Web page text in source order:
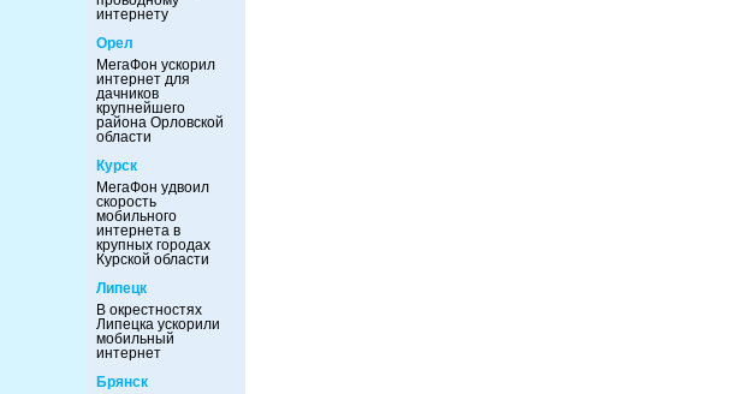
интернету
Орел
МегаФон ускорил
интернет для
дачников
крупнейшего
района Орловской
области
Курск
МегаФон удвоил
скорость
мобильного
интернета в
крупных городах
Курской области
Липецк
В окрестностях
Липецка ускорили
мобильный
интернет
Брянск